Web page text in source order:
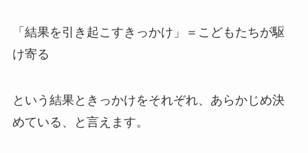
「結果を引き起こすきっかけ」＝こどもたちが駆
け寄る
という結果ときっかけをそれぞれ、あらかじめ決
めている、と言えます。